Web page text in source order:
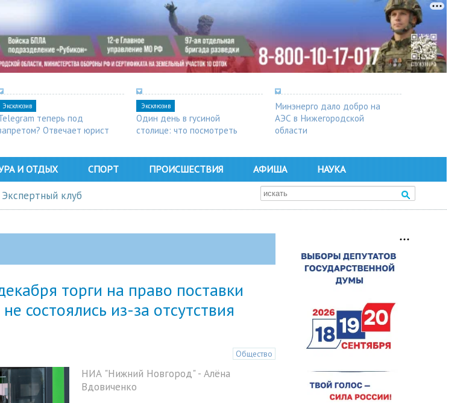
Эксклюзив
теперь под
Отвечает юрист
Эксклюзив
Один день в гусиной
столице: что посмотреть
Минэнерго дало добро на
АЭС в Нижегородской
области
И ОТДЫХ СПОРТ ПРОИСШЕСТВИЯ АФИША НАУКА
Экспертный клуб
торги на право поставки
состоялись из-за отсутствия
Общество
НИА "Нижний Новгород" - Алёна
Вдовиченко